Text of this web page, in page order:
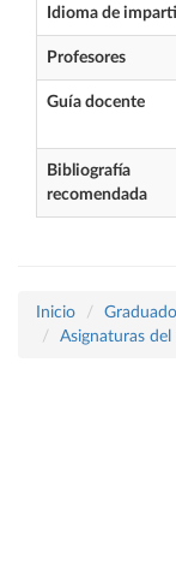
Idioma de
Profesores
Guía docente
Bibliografía
recomendada
Inicio
Asignaturas